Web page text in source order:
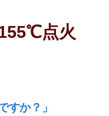
点火
すか？」